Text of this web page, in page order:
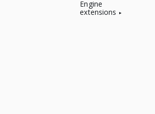
Engine
extensions